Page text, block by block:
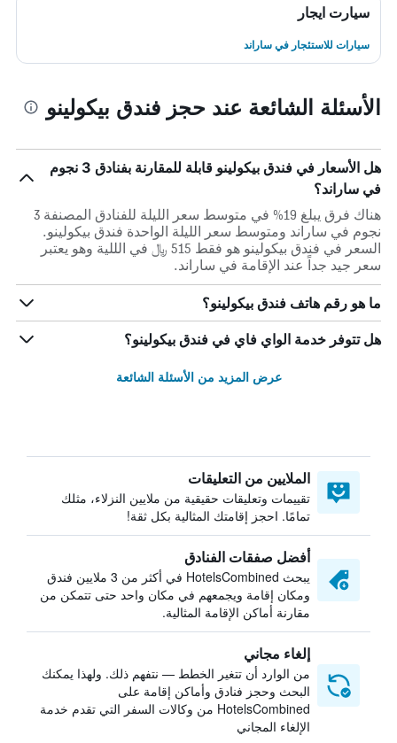
سيارت ايجار
سيارات للاستئجار في ساراند
الأسئلة الشائعة عند حجز فندق بيكولينو
هل الأسعار في فندق بيكولينو قابلة للمقارنة بفنادق 3 نجوم
في ساراند؟
هناك فرق يبلغ 19% في متوسط ​​سعر الليلة للفنادق المصنفة 3
نجوم في ساراند ومتوسط ​​سعر الليلة الواحدة فندق بيكولينو.
السعر في فندق بيكولينو هو فقط 515 ﷼ في الللية وهو يعتبر
سعر جيد جداً عند الإقامة في ساراند.
ما هو رقم هاتف فندق بيكولينو؟
هل تتوفر خدمة الواي فاي في فندق بيكولينو؟
عرض المزيد من الأسئلة الشائعة
الملايين من التعليقات
تقييمات وتعليقات حقيقية من ملايين النزلاء، مثلك
تمامًا. احجز إقامتك المثالية بكل ثقة!
أفضل صفقات الفنادق
يبحث HotelsCombined في أكثر من 3 ملايين فندق
ومكان إقامة ويجمعهم في مكان واحد حتى تتمكن من
مقارنة أماكن الإقامة المثالية.
إلغاء مجاني
من الوارد أن تتغير الخطط — نتفهم ذلك. ولهذا يمكنك
البحث وحجز فنادق وأماكن إقامة على
HotelsCombined من وكالات السفر التي تقدم خدمة
الإلغاء المجاني